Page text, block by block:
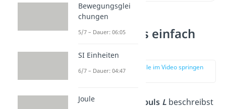
Drehimpuls einfach
zur Stelle im Video springen
Mit dem Drehimpuls Lbeschreibst
Bewegungsglei
chungen
5/7 – Dauer: 06:05
SI Einheiten
6/7 – Dauer: 04:47
Joule